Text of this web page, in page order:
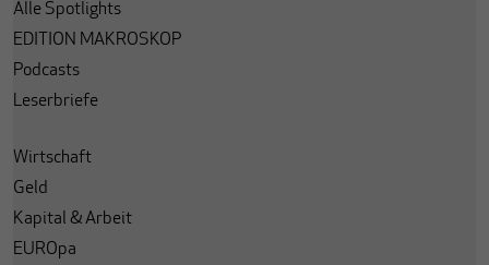
Alle Spotlights
EDITION MAKROSKOP
Podcasts
Leserbriefe
Wirtschaft
Geld
Kapital & Arbeit
EUROpa